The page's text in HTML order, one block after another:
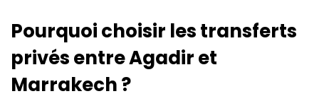
Pourquoi choisir les transferts
privés entre Agadir et
Marrakech ?